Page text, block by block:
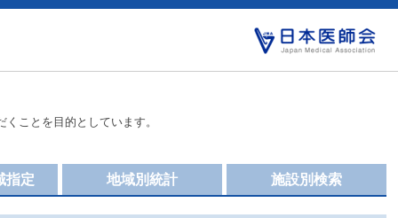
ことを目的としています。
施設別検索
地域別統計
指定